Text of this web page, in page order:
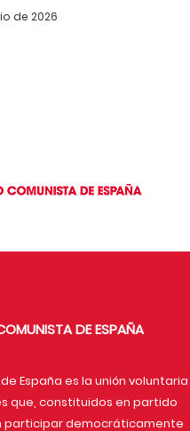
de 2026
DE ESPAÑA
España es la unión voluntaria
que, constituidos en partido
participar democráticamente